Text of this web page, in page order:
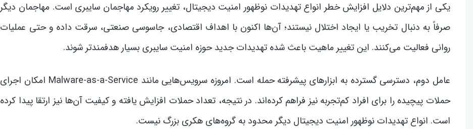
یکی از مهم‌ترین دلایل افزایش خطر انواع تهدیدات نوظهور امنیت دیجیتال، تغییر رویکرد مهاجمان سایبری است. مهاجمان دیگر
صرفاً به دنبال تخریب یا ایجاد اختلال نیستند؛ آن‌ها اکنون با اهداف اقتصادی، جاسوسی صنعتی، سرقت داده و حتی عملیات
روانی فعالیت می‌کنند. این تغییر ماهیت باعث شده تهدیدات جدید حوزه امنیت سایبری بسیار هدفمندتر شوند.
عامل دوم، دسترسی گسترده به ابزارهای پیشرفته حمله است. امروزه سرویس‌هایی مانند Malware-as-a-Service امکان اجرای
حملات پیچیده را برای افراد کم‌تجربه نیز فراهم کرده‌اند. در نتیجه، تعداد حملات افزایش یافته و کیفیت آن‌ها نیز ارتقا پیدا کرده
است. انواع تهدیدات نوظهور امنیت دیجیتال دیگر محدود به گروه‌های هکری بزرگ نیست.